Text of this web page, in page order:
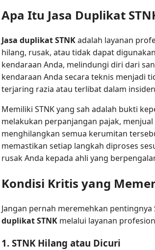
Apa Itu Jasa Duplikat
Jasa duplikat STNKadalah layanan
hilang, rusak, atau tidak dapat
kendaraan Anda, melindungi diri dari
kendaraan Anda secara teknis menjadi
terjaring razia atau terlibat dalam
Memiliki STNK yang sah adalah bukti
melakukan perpanjangan pajak,
menghilangkan semua kerumitan
memastikan setiap langkah diproses
rusak Anda kepada ahli yang
Kondisi Kritis yang
Jangan pernah meremehkan
duplikat STNK melalui layanan
1. STNK Hilang atau Dicuri